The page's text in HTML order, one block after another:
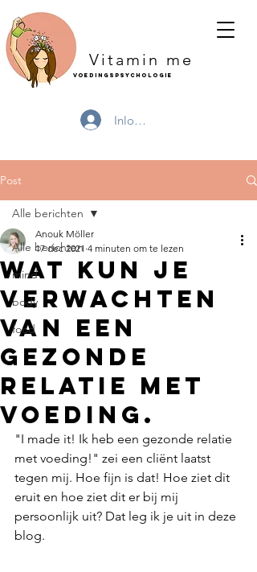
Vitamin me
Voedingspsychologie
Inloggen
Post
Alle berichten
mind
body
food
Alle berichten
Wat kun je
verwachten
van een
gezonde
relatie met
voeding.
Anouk Möller
17 dec 2021 4 minuten om te lezen
"I made it! Ik heb een gezonde relatie
met voeding!" zei een cliënt laatst
tegen mij. Hoe fijn is dat! Hoe ziet dit
eruit en hoe ziet dit er bij mij
persoonlijk uit? Dat leg ik je uit in deze
blog.